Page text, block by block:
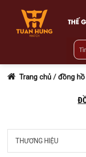
content
Trang chủ /đồng
THƯƠNG HIỆU